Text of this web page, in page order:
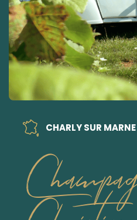
CHARLY SUR